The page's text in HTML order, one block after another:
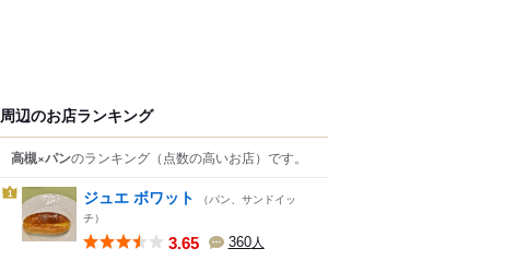
周辺のお店ランキング
高槻×パンのランキング （点数の高いお店） です。
1 ジュエ ボワット
（パン、サンドイッ
チ）
3.65 360人